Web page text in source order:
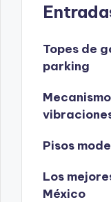
Topes de
parking
Pisos
Los
México